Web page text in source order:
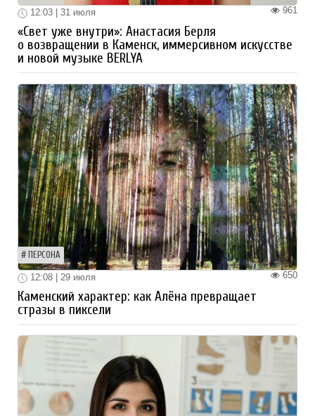
961
12:03 | 31 июля
«Свет уже внутри»: Анастасия Берля
о возвращении в Каменск, иммерсивном искусстве
и новой музыке BERLYA
ПЕРСОНА
650
12:08 | 29 июля
Каменский характер: как Алёна превращает
стразы в пиксели